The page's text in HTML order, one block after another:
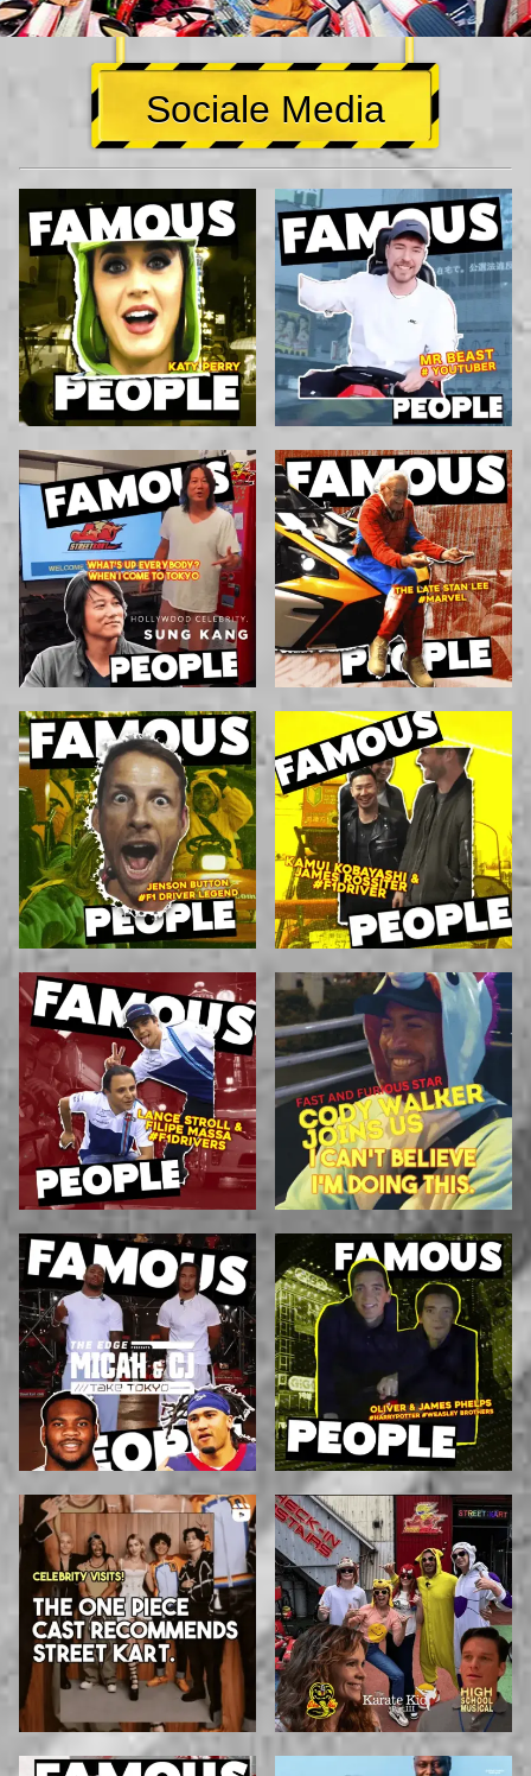
Sociale Media